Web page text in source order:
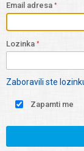
Email adresa
Lozinka
Zaboravili ste
Zapamti me